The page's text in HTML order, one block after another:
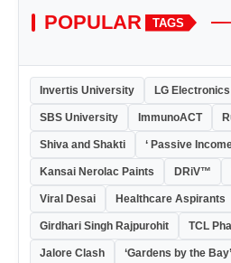
POPULAR TAGS
Invertis University LG Electronics
SBS University ImmunoACT
Shiva and Shakti ‘ Passive
Kansai Nerolac Paints DRiV™
Viral Desai Healthcare Aspirants
Girdhari Singh Rajpurohit TCL
Jalore Clash ‘Gardens by the Bay’